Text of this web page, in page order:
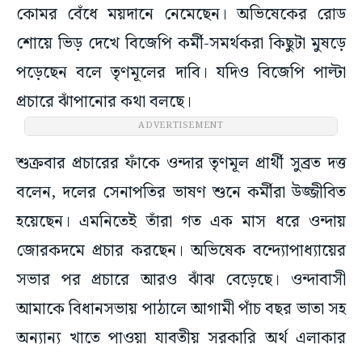
কোমর বেঁধে ময়দানে নেমেছেন। অভিষেকের রোড
শোয়ে ভিড় দেখে বিজেপি কর্মী-সমর্থকরা কিছুটা মুষড়ে
পড়েছেন বলে তৃণমূলের দাবি। যদিও বিজেপি পাল্টা
প্রচারে ঝাঁপানোর কথা বলছে।
ADVERTISEMENT
শুক্রবার প্রচারের ফাঁকে ওন্দার তৃণমূল প্রার্থী সুব্রত দত্ত
বলেন, দলের সেনাপতির ভাষণ শুনে কর্মীরা উজ্জীবিত
হয়েছেন। এমনিতেই তাঁরা গত এক মাস ধরে ওন্দায়
জোরকদমে প্রচার করছেন। অভিষেক বন্দ্যোপাধ্যায়ের
সভার পর প্রচারে আরও ঝাঁঝ বেড়েছে। ওন্দাবাসী
আমাকে বিধানসভায় পাঠালে আগামী পাঁচ বছর ভাতা সহ
অন্যান্য খাতে পাওয়া যাবতীয় সরকারি অর্থ এলাকার